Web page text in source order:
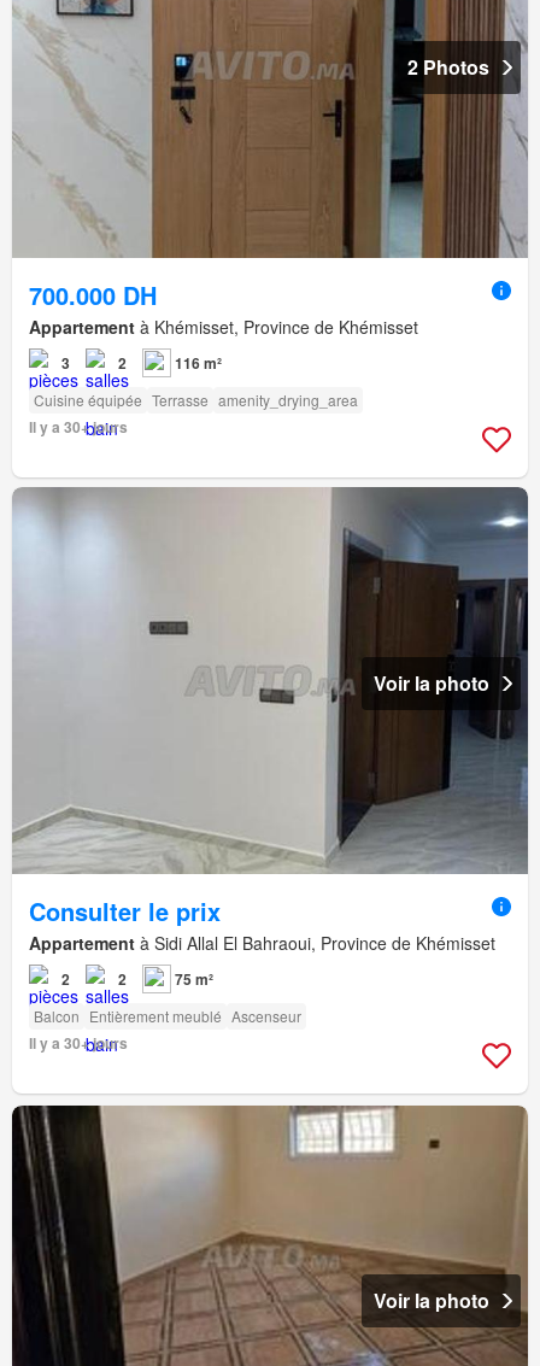
2 Photos
700.000 DH
Appartement à Khémisset, Province de Khémisset
3 2 116 m²
Cuisine équipée Terrasse amenity_drying_area
Il y a 30+ jours
Voir la photo
Consulter le prix
Appartement à Sidi Allal El Bahraoui, Province de Khémisset
2 2 75 m²
Balcon Entièrement meublé Ascenseur
Il y a 30+ jours
Voir la photo